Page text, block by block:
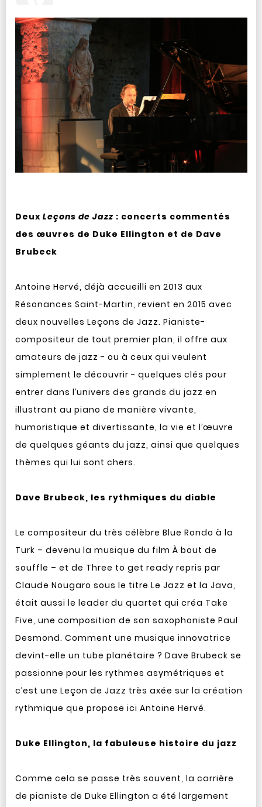
Deux Leçons de Jazz : concerts commentés
des œuvres de Duke Ellington et de Dave
Brubeck
Antoine Hervé, déjà accueilli en 2013 aux
Résonances Saint-Martin, revient en 2015 avec
deux nouvelles Leçons de Jazz. Pianiste-
compositeur de tout premier plan, il offre aux
amateurs de jazz - ou à ceux qui veulent
simplement le découvrir - quelques clés pour
entrer dans l’univers des grands du jazz en
illustrant au piano de manière vivante,
humoristique et divertissante, la vie et l’œuvre
de quelques géants du jazz, ainsi que quelques
thèmes qui lui sont chers.
Dave Brubeck, les rythmiques du diable
Le compositeur du très célèbre Blue Rondo à la
Turk – devenu la musique du film À bout de
souffle – et de Three to get ready repris par
Claude Nougaro sous le titre Le Jazz et la Java,
était aussi le leader du quartet qui créa Take
Five, une composition de son saxophoniste Paul
Desmond. Comment une musique innovatrice
devint-elle un tube planétaire ? Dave Brubeck se
passionne pour les rythmes asymétriques et
c’est une Leçon de Jazz très axée sur la création
rythmique que propose ici Antoine Hervé.
Duke Ellington, la fabuleuse histoire du jazz
Comme cela se passe très souvent, la carrière
de pianiste de Duke Ellington a été largement